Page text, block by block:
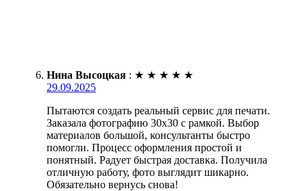
Нина Высоцкая : ★ ★ ★ ★ ★
29.09.2025
Пытаются создать реальный сервис для печати.
Заказала фотографию 30х30 с рамкой. Выбор
материалов большой, консультанты быстро
помогли. Процесс оформления простой и
понятный. Радует быстрая доставка. Получила
отличную работу, фото выглядит шикарно.
Обязательно вернусь снова!